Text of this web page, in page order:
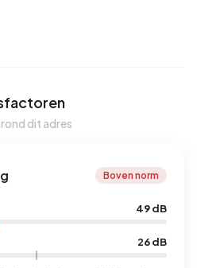
dit adres
Boven norm
49 dB
26 dB